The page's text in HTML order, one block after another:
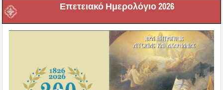
Επετειακό Ημερολόγιο 2026